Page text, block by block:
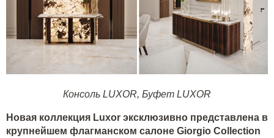
Консоль LUXOR, Буфет LUXOR
Новая коллекция Luxor эксклюзивно представлена в
крупнейшем флагманском салоне Giorgio Collection